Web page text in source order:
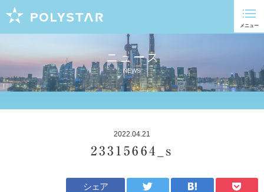
ニュース
NEWS
2022.04.21
23315664_s
シェア